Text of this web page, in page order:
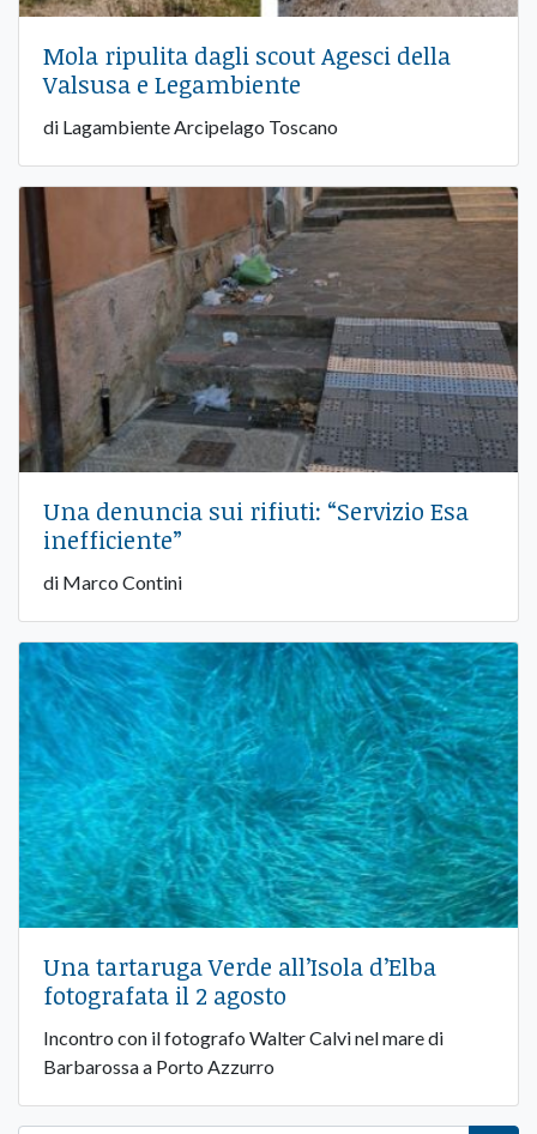
Mola ripulita dagli scout Agesci della
Valsusa e Legambiente
di Lagambiente Arcipelago Toscano
Una denuncia sui rifiuti: “Servizio Esa
inefficiente”
di Marco Contini
Una tartaruga Verde all’Isola d’Elba
fotografata il 2 agosto
Incontro con il fotografo Walter Calvi nel mare di
Barbarossa a Porto Azzurro